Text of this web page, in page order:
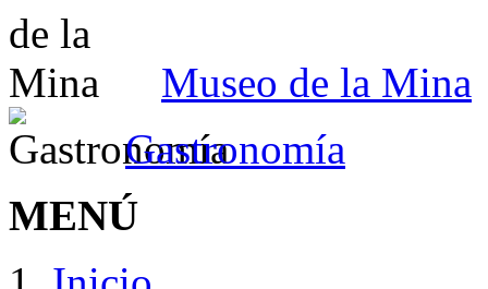
Museo de la Mina
Gastronomía
MENÚ